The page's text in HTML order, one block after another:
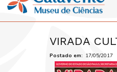
VIRADA
Postado em 17/05/2017